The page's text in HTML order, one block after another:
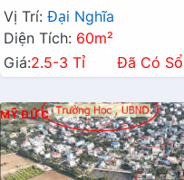
Vị Trí: Đại Nghĩa
Diện Tích: 60m²
Giá:2.5-3 Tỉ Đã Có Sổ
MỸ ĐỨC